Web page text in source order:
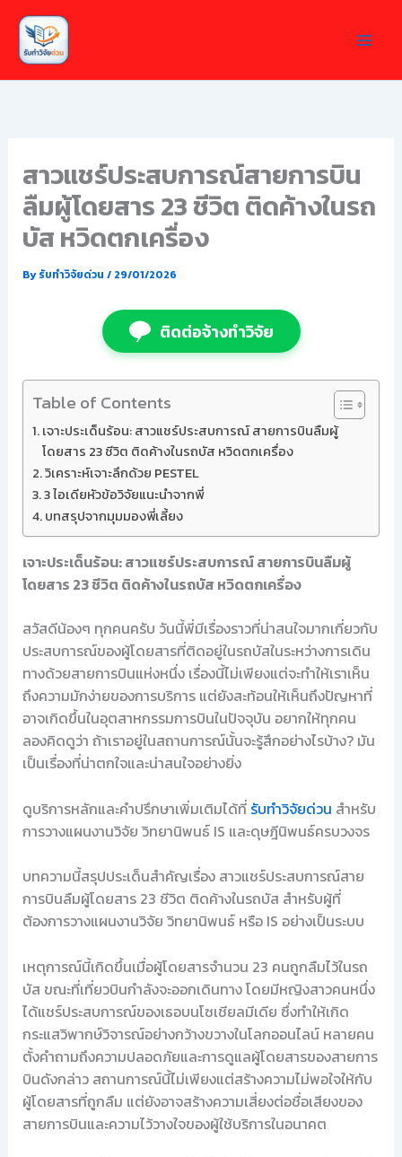
Skip
content
สาวแชร์ประสบการณ์สายการบิน
ลืมผู้โดยสาร 23 ชีวิต ติดค้างในรถ
บัส หวิดตกเครื่อง
Byรับทำวิจัยด่วน / 29/01/2026
ติดต่อจ้างทำวิจัย
Table of Contents
เจาะประเด็นร้อน: สาวแชร์ประสบการณ์ สายการบินลืมผู้
โดยสาร 23 ชีวิต ติดค้างในรถบัส หวิดตกเครื่อง
วิเคราะห์เจาะลึกด้วย PESTEL
3 ไอเดียหัวข้อวิจัยแนะนำจากพี่
บทสรุปจากมุมมองพี่เลี้ยง
เจาะประเด็นร้อน: สาวแชร์ประสบการณ์ สายการบินลืมผู้
โดยสาร 23 ชีวิต ติดค้างในรถบัส หวิดตกเครื่อง
สวัสดีน้องๆ ทุกคนครับ วันนี้พี่มีเรื่องราวที่น่าสนใจมากเกี่ยวกับ
ประสบการณ์ของผู้โดยสารที่ติดอยู่ในรถบัสในระหว่างการเดิน
ทางด้วยสายการบินแห่งหนึ่ง เรื่องนี้ไม่เพียงแต่จะทำให้เราเห็น
ถึงความมักง่ายของการบริการ แต่ยังสะท้อนให้เห็นถึงปัญหาที่
อาจเกิดขึ้นในอุตสาหกรรมการบินในปัจจุบัน อยากให้ทุกคน
ลองคิดดูว่า ถ้าเราอยู่ในสถานการณ์นั้นจะรู้สึกอย่างไรบ้าง? มัน
เป็นเรื่องที่น่าตกใจและน่าสนใจอย่างยิ่ง
ดูบริการหลักและคำปรึกษาเพิ่มเติมได้ที่ รับทำวิจัยด่วน สำหรับ
การวางแผนงานวิจัย วิทยานิพนธ์ IS และดุษฎีนิพนธ์ครบวงจร
บทความนี้สรุปประเด็นสำคัญเรื่อง สาวแชร์ประสบการณ์สาย
การบินลืมผู้โดยสาร 23 ชีวิต ติดค้างในรถบัส สำหรับผู้ที่
ต้องการวางแผนงานวิจัย วิทยานิพนธ์ หรือ IS อย่างเป็นระบบ
เหตุการณ์นี้เกิดขึ้นเมื่อผู้โดยสารจำนวน 23 คนถูกลืมไว้ในรถ
บัส ขณะที่เที่ยวบินกำลังจะออกเดินทาง โดยมีหญิงสาวคนหนึ่ง
ได้แชร์ประสบการณ์ของเธอบนโซเชียลมีเดีย ซึ่งทำให้เกิด
กระแสวิพากษ์วิจารณ์อย่างกว้างขวางในโลกออนไลน์ หลายคน
ตั้งคำถามถึงความปลอดภัยและการดูแลผู้โดยสารของสายการ
บินดังกล่าว สถานการณ์นี้ไม่เพียงแต่สร้างความไม่พอใจให้กับ
ผู้โดยสารที่ถูกลืม แต่ยังอาจสร้างความเสี่ยงต่อชื่อเสียงของ
สายการบินและความไว้วางใจของผู้ใช้บริการในอนาคต